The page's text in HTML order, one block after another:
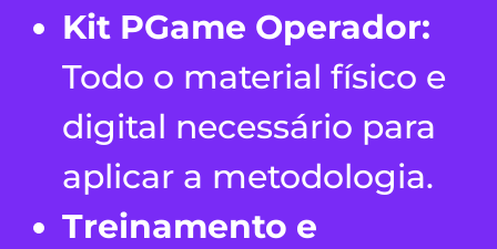
Kit PGame Operador:
Todo o material físico e
digital necessário para
aplicar a metodologia.
Treinamento e